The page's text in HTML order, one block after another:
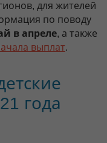
для жителей
по поводу
в апреле, а также
выплат.
года